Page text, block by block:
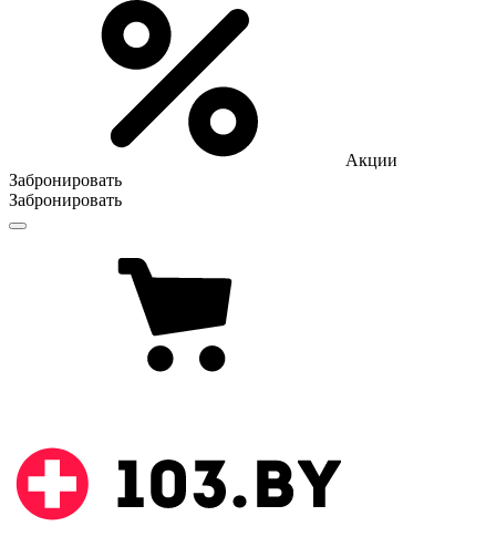
Акции
Забронировать
Забронировать